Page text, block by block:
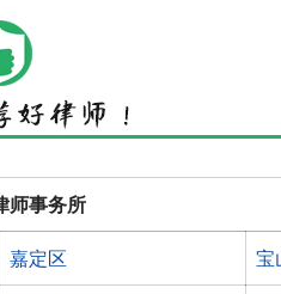
师事务所
嘉定区 宝